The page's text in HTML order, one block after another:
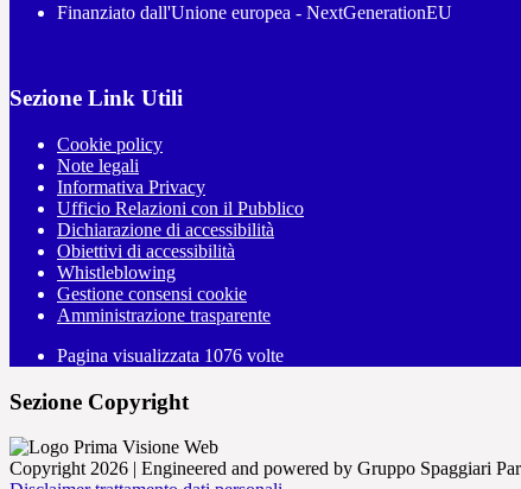
Finanziato dall'Unione europea - NextGenerationEU
Sezione Link Utili
Cookie policy
Note legali
Informativa Privacy
Ufficio Relazioni con il Pubblico
Dichiarazione di accessibilità
Obiettivi di accessibilità
Whistleblowing
Gestione consensi cookie
Amministrazione trasparente
Pagina visualizzata 1076 volte
Sezione Copyright
Copyright 2026 | Engineered and powered by Gruppo Spaggiari